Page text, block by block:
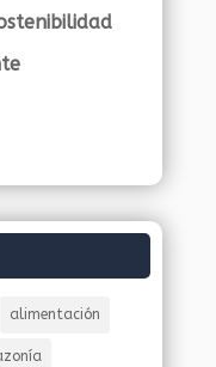
alimentación